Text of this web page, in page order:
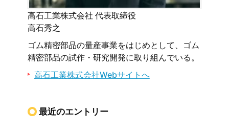
高石工業株式会社 代表取締役
高石秀之
ゴム精密部品の量産事業をはじめとして、ゴム
精密部品の試作・研究開発に取り組んでいる。
高石工業株式会社Webサイトへ
最近のエントリー